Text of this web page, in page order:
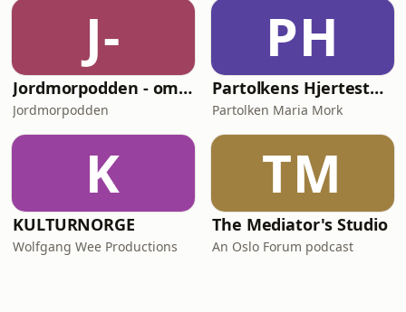
J-
Jordmorpodden - om graviditet fødsel og barseltid
Jordmorpodden
PH
Partolkens Hjertestarter
Partolken Maria Mork
K
KULTURNORGE
Wolfgang Wee Productions
TM
The Mediator's Studio
An Oslo Forum podcast